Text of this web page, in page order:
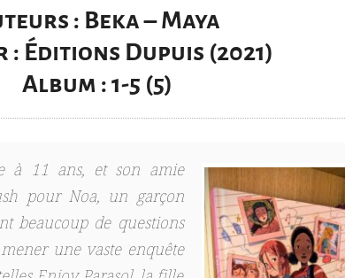
C
O
L
È
E
N
T
I
R
E
S
: Beka – Maya
: Éditions Dupuis (2021)
Album : 1-5 (5)
à 11 ans, et son amie
pour Noa, un garçon
beaucoup de questions
une vaste enquête